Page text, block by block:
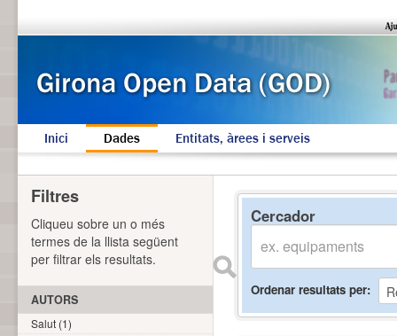
Inici Dades Entitats, àrees i serveis
Cercador
Ordenar resultats per
Filtres
Cliqueu sobre un o més
termes de la llista següent
per filtrar els resultats.
AUTORS
Salut (1)